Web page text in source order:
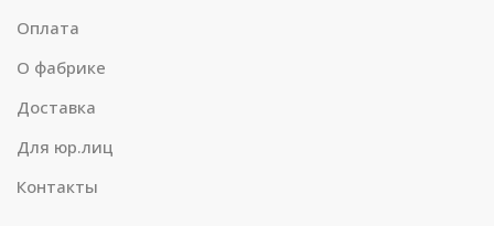
Оплата
О фабрике
Доставка
Для юр.лиц
Контакты